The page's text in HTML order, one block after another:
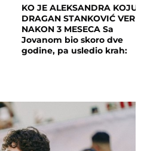
KO JE ALEKSANDRA KOJU
DRAGAN STANKOVIĆ
NAKON 3 MESECA Sa
Jovanom bio skoro dve
godine, pa usledio krah: